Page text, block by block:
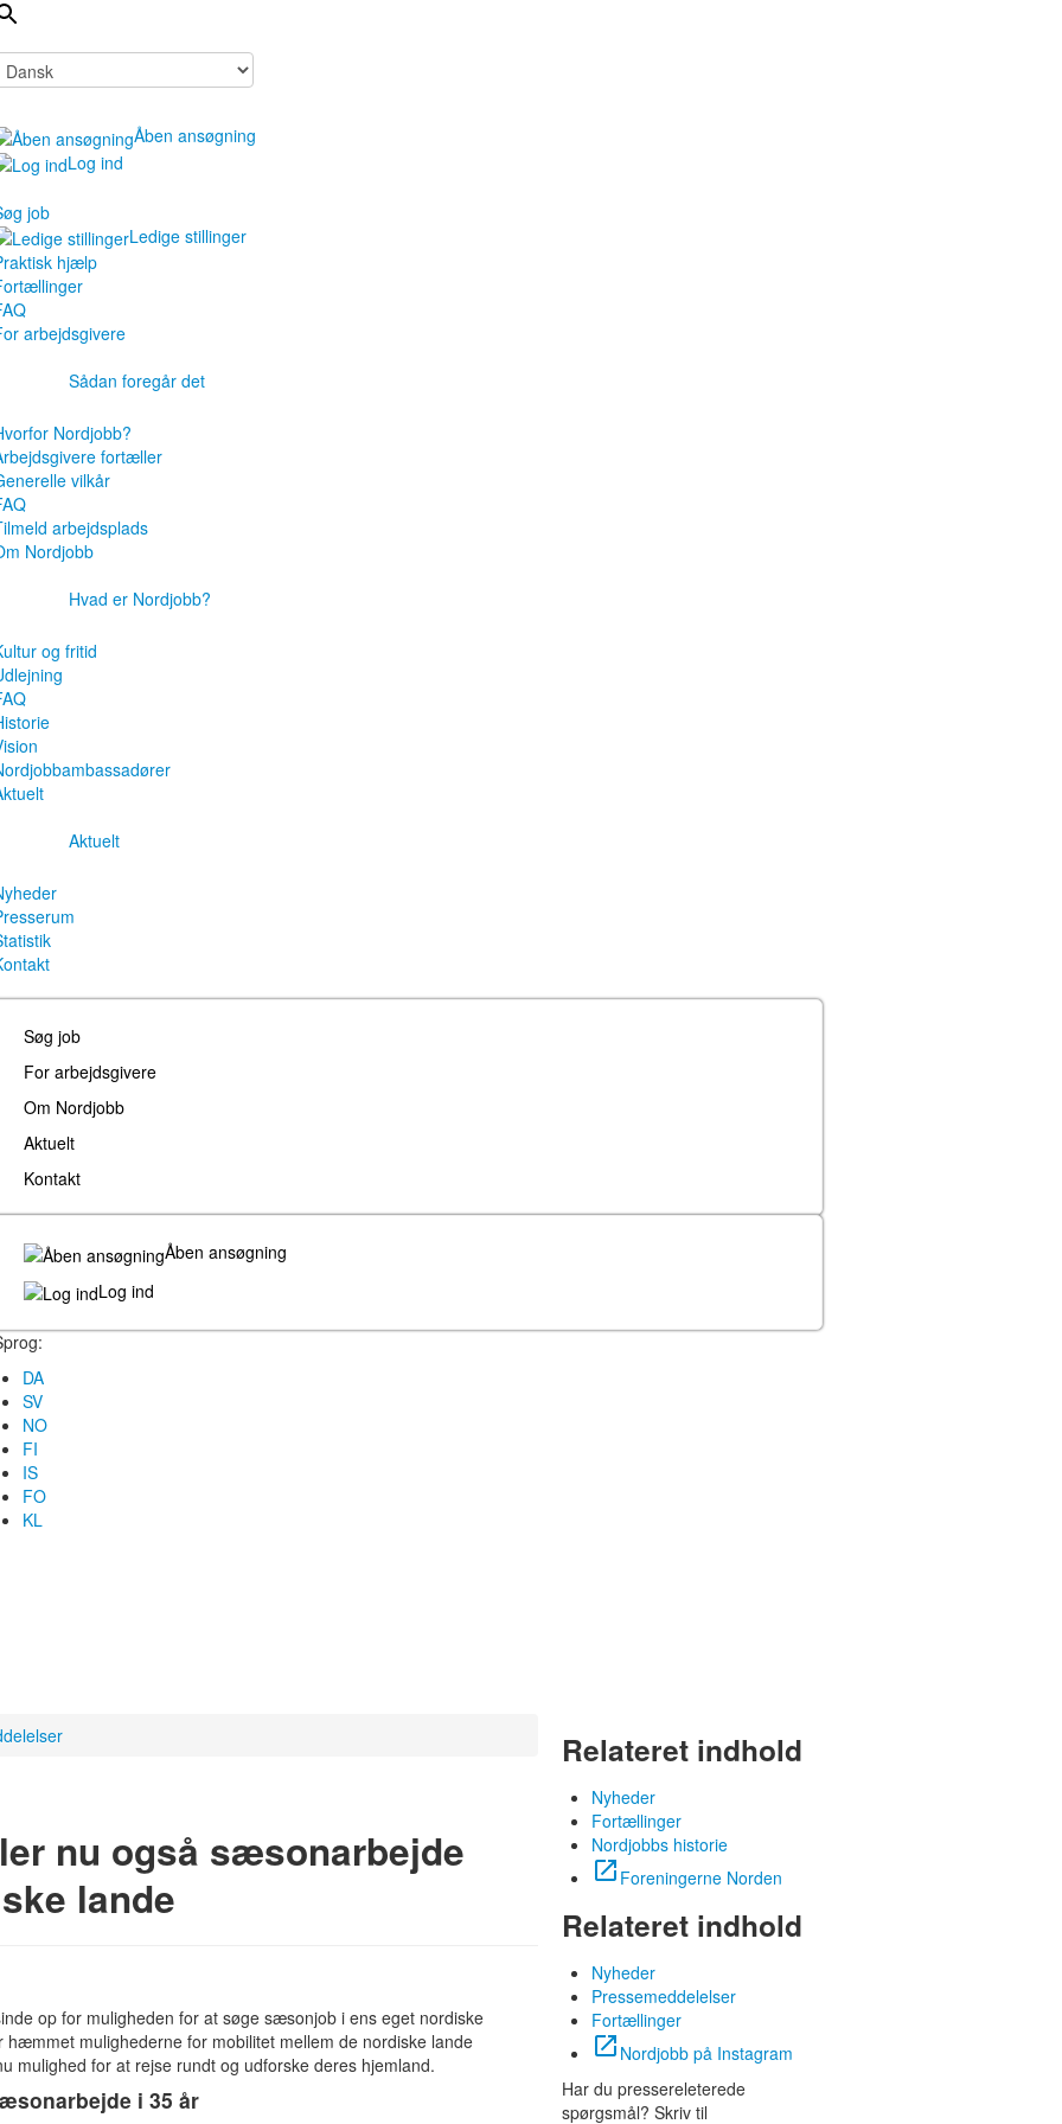
Åben ansøgning
Log ind
job
Ledige stillinger
hjælp
arbejdsgivere
Sådan foregår det
Nordjobb?
fortæller
vilkår
arbejdsplads
Nordjobb
Hvad er Nordjobb?
og fritid
Aktuelt
Søg job
For arbejdsgivere
Om Nordjobb
Aktuelt
Kontakt
Åben ansøgning
Log ind
DA
SV
NO
FI
IS
FO
KL
nu også sæsonarbejde
lande
op for muligheden for at søge sæsonjob i ens eget nordiske
mulighederne for mobilitet mellem de nordiske lande
mulighed for at rejse rundt og udforske deres hjemland.
i 35 år
Relateret indhold
Nyheder
Fortællinger
Nordjobbs historie
open_in_new Foreningerne Norden
Relateret indhold
Nyheder
Pressemeddelelser
Fortællinger
open_in_new Nordjobb på Instagram
Har du pressereleterede
spørgsmål? Skriv til